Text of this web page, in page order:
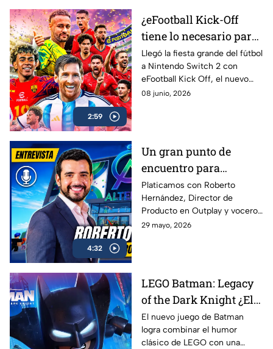
2:59
¿eFootball Kick-Off
tiene lo necesario para
marcar el gol de la
temporada? | AZE
Review
Llegó la fiesta grande del fútbol
a Nintendo Switch 2 con
eFootball Kick Off, el nuevo
juego de Konami que busca
08 junio, 2026
4:32
Un gran punto de
encuentro para
conectar con más
gamers | Entrevista con
Roberto Hernández
Platicamos con Roberto
Hernández, Director de
Producto en Outplay y vocero
de Alternia, sobre el
cómo Alternia busca redefinir
el entretenimiento para las
nuevas generaciones
29 mayo, 2026
LEGO Batman: Legacy
of the Dark Knight ¿El
mejor de la franqucia? |
AZE REVIEW
El nuevo juego de Batman
logra combinar el humor
clásico de LEGO con una